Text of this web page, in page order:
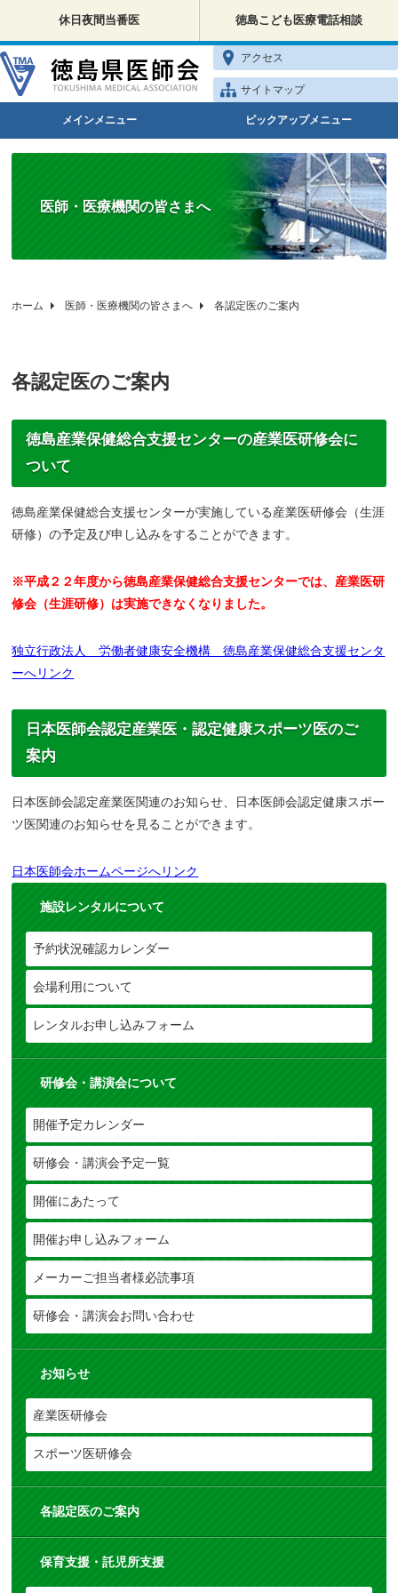
休日夜間当番医 徳島こども医療電話相談
アクセス
サイトマップ
メインメニュー ピックアップメニュー
医師・医療機関の皆さまへ
ホーム 医師・医療機関の皆さまへ 各認定医のご案内
各認定医のご案内
徳島産業保健総合支援センターの産業医研修会に
ついて
徳島産業保健総合支援センターが実施している産業医研修会（生涯
研修）の予定及び申し込みをすることができます。
※平成２２年度から徳島産業保健総合支援センターでは、産業医研
修会（生涯研修）は実施できなくなりました。
独立行政法人 労働者健康安全機構 徳島産業保健総合支援センタ
ーへリンク
日本医師会認定産業医・認定健康スポーツ医のご
案内
日本医師会認定産業医関連のお知らせ、日本医師会認定健康スポー
ツ医関連のお知らせを見ることができます。
日本医師会ホームページへリンク
施設レンタルについて
予約状況確認カレンダー
会場利用について
レンタルお申し込みフォーム
研修会・講演会について
開催予定カレンダー
研修会・講演会予定一覧
開催にあたって
開催お申し込みフォーム
メーカーご担当者様必読事項
研修会・講演会お問い合わせ
お知らせ
産業医研修会
スポーツ医研修会
各認定医のご案内
保育支援・託児所支援